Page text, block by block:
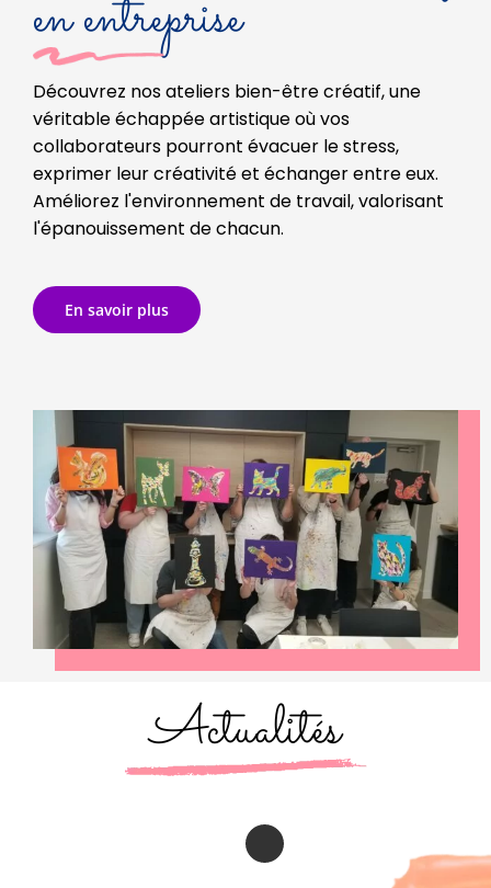
en entreprise
Découvrez nos ateliers bien-être créatif, une
véritable échappée artistique où vos
collaborateurs pourront évacuer le stress,
exprimer leur créativité et échanger entre eux.
Améliorez l'environnement de travail, valorisant
l'épanouissement de chacun.
En savoir plus
Actualités